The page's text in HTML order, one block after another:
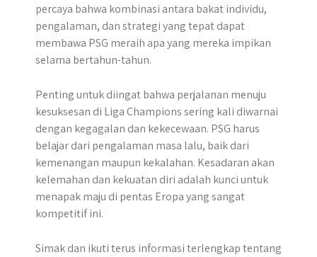
percaya bahwa kombinasi antara bakat individu,
pengalaman, dan strategi yang tepat dapat
membawa PSG meraih apa yang mereka impikan
selama bertahun-tahun.
Penting untuk diingat bahwa perjalanan menuju
kesuksesan di Liga Champions sering kali diwarnai
dengan kegagalan dan kekecewaan. PSG harus
belajar dari pengalaman masa lalu, baik dari
kemenangan maupun kekalahan. Kesadaran akan
kelemahan dan kekuatan diri adalah kunci untuk
menapak maju di pentas Eropa yang sangat
kompetitif ini.
Simak dan ikuti terus informasi terlengkap tentang